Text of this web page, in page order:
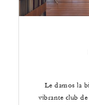
Le damos la
vibrante club